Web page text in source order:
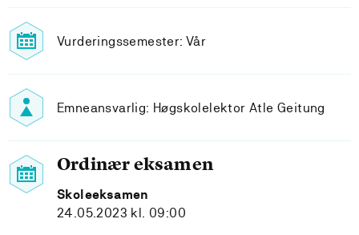
Vurderingssemester: Vår
Emneansvarlig: Høgskolelektor Atle Geitung
Ordinær eksamen
Skoleeksamen
24.05.2023 kl. 09:00